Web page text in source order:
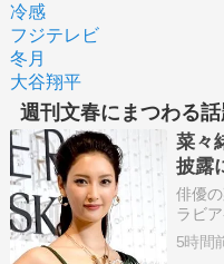
冷感
フジテレビ
冬月
大谷翔平
週刊文春にまつわる
菜々
披露
色美
俳優
ラビ
ョン
俳優
5時間